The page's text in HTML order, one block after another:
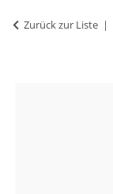
Zurück zur Liste